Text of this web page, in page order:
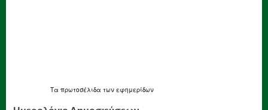
Τα πρωτοσέλιδα των εφημερίδων